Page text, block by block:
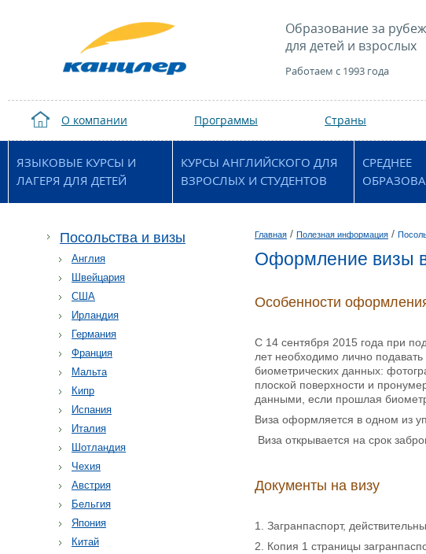
Образование за
для детей и взрослых
Работаем с 1993 года
О компании Программы Страны
ЯЗЫКОВЫЕ КУРСЫ И
ЛАГЕРЯ ДЛЯ ДЕТЕЙ
КУРСЫ АНГЛИЙСКОГО ДЛЯ
ВЗРОСЛЫХ И СТУДЕНТОВ
СРЕДНЕЕ
Посольства и визы
Англия
Швейцария
США
Ирландия
Германия
Франция
Мальта
Кипр
Испания
Италия
Шотландия
Чехия
Австрия
Бельгия
Япония
Китай
Главная / Полезная информация /
Оформление визы
Особенности
С 14 сентября 2015 года при
лет необходимо лично
биометрических данных:
плоской поверхности и
данными, если прошлая
Виза оформляется в одном из
Виза открывается на срок
Документы на визу
1. Загранпаспорт,
2. Копия 1 страницы